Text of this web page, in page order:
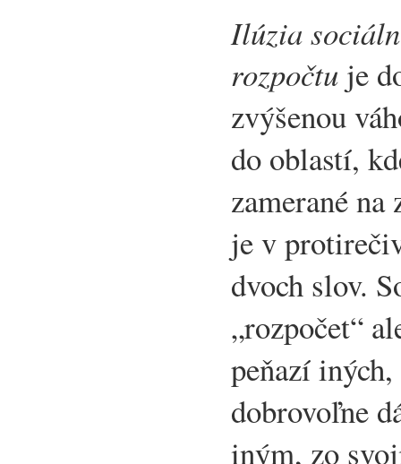
Ilúzia
rozpočtu je
zvýšenou
do oblastí,
zamerané
je v
dvoch slov.
„rozpočet“
peňazí
dobrovoľne
iným, zo